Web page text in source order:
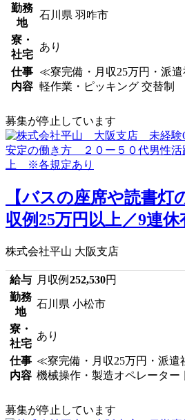
勤務
地
石川県 羽咋市
寮・
社宅
あり
仕事
内容
≪寮完備・月収25万円・派
軽作業・ピッキング 交替制
募集が停止しています
【バスの座席や読書灯
収例25万円以上／9連休
株式会社平山 大阪支店
給与 月収例 252,530円
勤務
地
石川県 小松市
寮・
社宅
あり
仕事
内容
≪寮完備・月収25万円・派
機械操作・製造オペレーター
募集が停止しています